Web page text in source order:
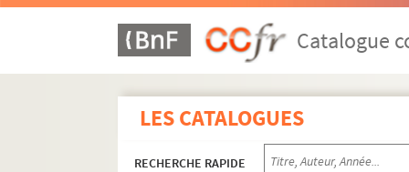
Catalogue
LES CATALOGUES
RECHERCHE RAPIDE